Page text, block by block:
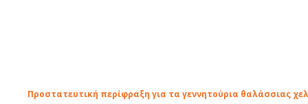
Προστατευτική περίφραξη για τα γεννητούρια θαλάσσιας